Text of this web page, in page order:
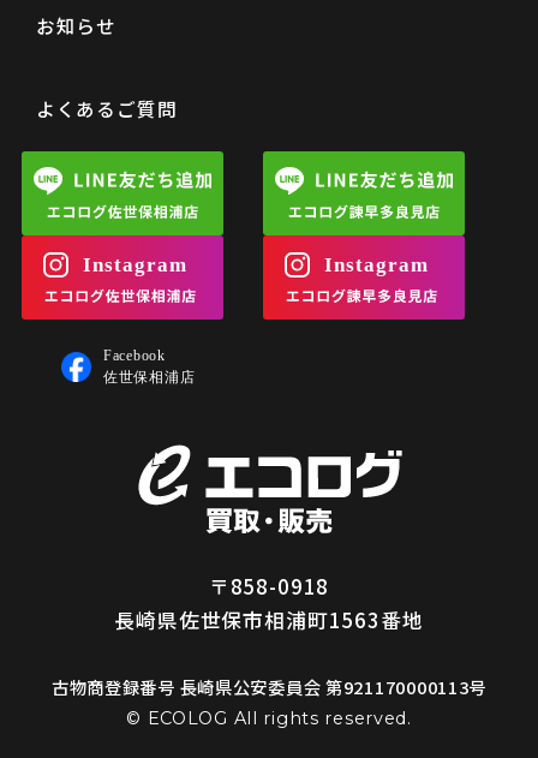
お知らせ
よくあるご質問
〒858-0918
長崎県佐世保市相浦町1563番地
古物商登録番号 長崎県公安委員会 第921170000113号
© ECOLOG All rights reserved.